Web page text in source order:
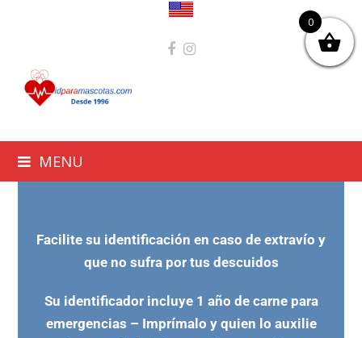
MENU
Facilite su identificación en caso de extravío y
que no sufra por tus descuidos
Su identificador incluye 1 año de carne para
emergencias – Imprímalo y quien lo auxilie
0